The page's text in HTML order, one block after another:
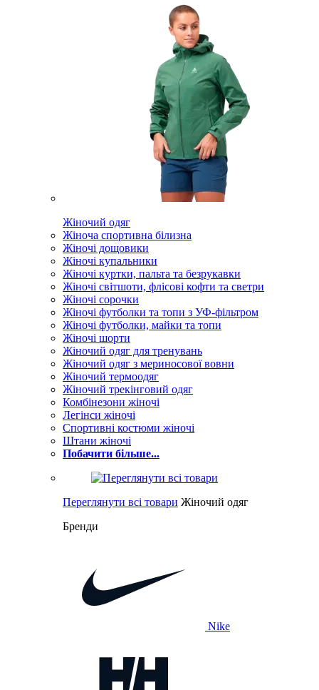
Жіночий одяг
Жіноча спортивна білизна
Жіночі дощовики
Жіночі купальники
Жіночі куртки, пальта та безрукавки
Жіночі світшоти, флісові кофти та светри
Жіночі сорочки
Жіночі футболки та топи з УФ-фільтром
Жіночі футболки, майки та топи
Жіночі шорти
Жіночий одяг для тренувань
Жіночий одяг з мериносової вовни
Жіночий термоодяг
Жіночий трекінговий одяг
Комбінезони жіночі
Легінси жіночі
Спортивні костюми жіночі
Штани жіночі
Побачити більше...
Переглянути всі товари Жіночий одяг
Бренди
Nike